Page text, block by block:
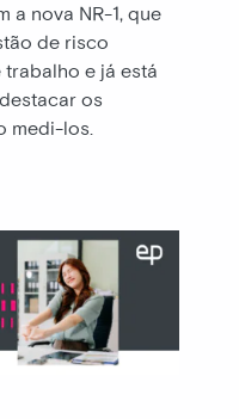
a nova NR-1, que
de risco
e já está
os
medi-los.